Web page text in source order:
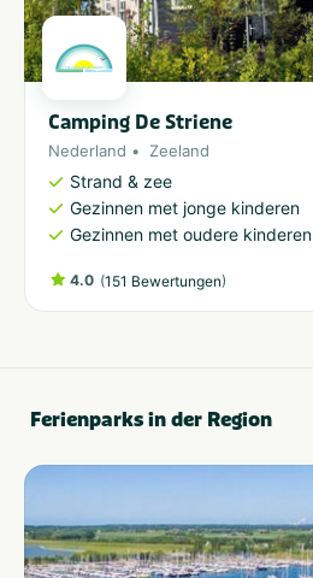
Camping De Striene
Nederland Zeeland
Strand & zee
Gezinnen met jonge kinderen
Gezinnen met oudere kinderen
4.0 (151 Bewertungen)
Ferienparks in der Region